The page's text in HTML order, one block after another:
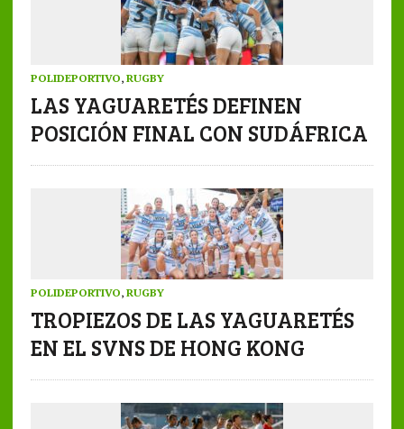
POLIDEPORTIVO, RUGBY
LAS YAGUARETÉS DEFINEN
POSICIÓN FINAL CON SUDÁFRICA
POLIDEPORTIVO, RUGBY
TROPIEZOS DE LAS YAGUARETÉS
EN EL SVNS DE HONG KONG